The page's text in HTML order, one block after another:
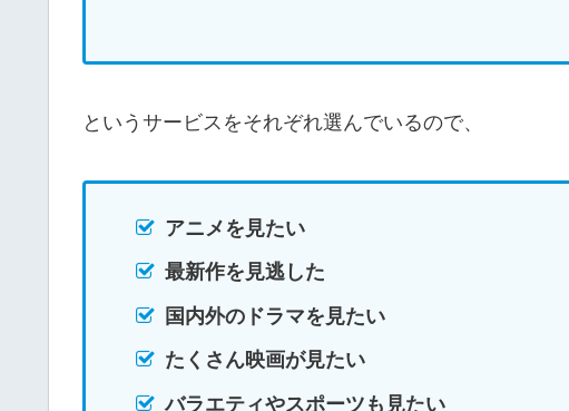
というサービスをそれぞれ選んでいるので、
アニメを見たい
最新作を見逃した
国内外のドラマを見たい
たくさん映画が見たい
バラエティやスポーツも見たい